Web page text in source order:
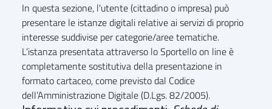
In questa sezione, l'utente (cittadino o impresa) può
presentare le istanze digitali relative ai servizi di proprio
interesse suddivise per categorie/aree tematiche.
L’istanza presentata attraverso lo Sportello on line è
completamente sostitutiva della presentazione in
formato cartaceo, come previsto dal Codice
dell’Amministrazione Digitale (D.Lgs. 82/2005).